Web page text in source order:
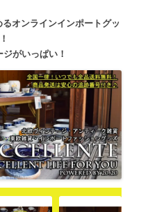
オンラインインポートグッ
がいっぱい！